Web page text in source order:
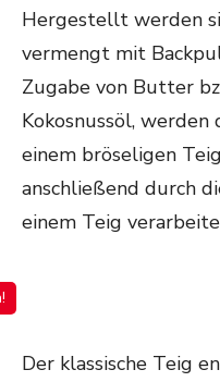
Hergestellt werden
vermengt mit
Zugabe von Butter
Kokosnussöl,
einem bröseligen
anschließend durch
einem Teig
Der klassische Teig